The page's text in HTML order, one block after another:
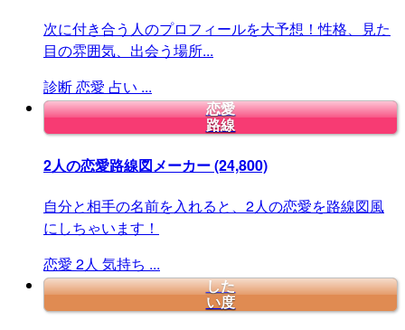
次に付き合う人のプロフィールを大予想！性格、見た
目の雰囲気、出会う場所...
診断恋愛 占い ...
恋愛
路線
2人の恋愛路線図メーカー(24,800)
自分と相手の名前を入れると、2人の恋愛を路線図風
にしちゃいます！
恋愛 2人 気持ち ...
した
い度